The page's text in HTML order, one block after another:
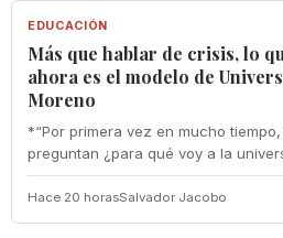
EDUCACIÓN
Más que hablar de crisis, lo
ahora es el modelo de
Moreno
*“Por primera vez en mucho
preguntan ¿para qué voy a la
Hace 20 horasSalvador Jacobo